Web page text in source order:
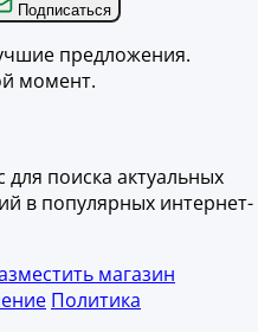
Подписаться
предложения.
момент.
поиска актуальных
в популярных интернет-
магазин
Политика